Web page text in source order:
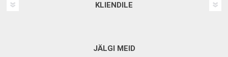
KLIENDILE
JÄLGI MEID